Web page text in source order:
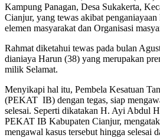
Kampung Panagan, Desa Sukakerta,
Cianjur, yang tewas akibat
elemen masyarakat dan Organisasi
Rahmat diketahui tewas pada bulan
dianiaya Harun (38) yang merupakan
milik Selamat.
Menyikapi hal itu, Pembela Kesatuan
(PEKAT IB) dengan tegas, siap
selesai. Seperti dikatakan H. Ayi Abdul
PEKAT IB Kabupaten Cianjur,
mengawal kasus tersebut hingga selesai